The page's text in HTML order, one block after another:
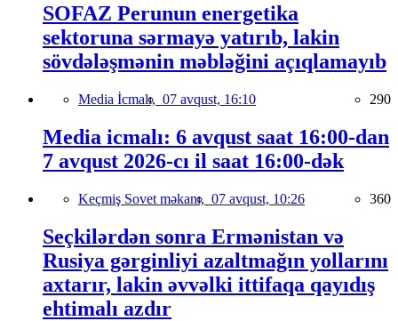
SOFAZ Perunun energetika
sektoruna sərmayə yatırıb, lakin
sövdələşmənin məbləğini açıqlamayıb
Media İcmalı, 07 avqust, 16:10 290
Media icmalı: 6 avqust saat 16:00-dan
7 avqust 2026-cı il saat 16:00-dək
Keçmiş Sovet məkanı, 07 avqust, 10:26 360
Seçkilərdən sonra Ermənistan və
Rusiya gərginliyi azaltmağın yollarını
axtarır, lakin əvvəlki ittifaqa qayıdış
ehtimalı azdır